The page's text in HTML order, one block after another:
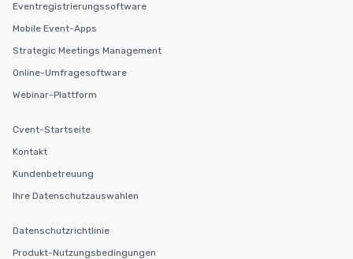
Eventregistrierungssoftware
Mobile Event-Apps
Strategic Meetings Management
Online-Umfragesoftware
Webinar-Plattform
Cvent-Startseite
Kontakt
Kundenbetreuung
Ihre Datenschutzauswahlen
Datenschutzrichtlinie
Produkt-Nutzungsbedingungen